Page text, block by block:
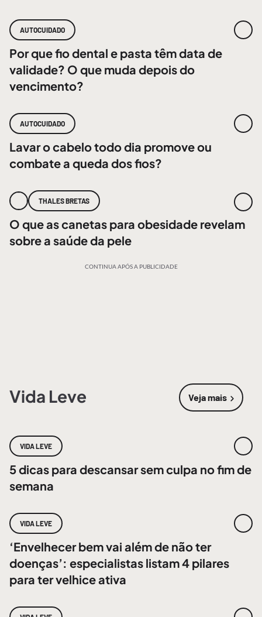
AUTOCUIDADO
Por que fio dental e pasta têm data de
validade? O que muda depois do
vencimento?
AUTOCUIDADO
Lavar o cabelo todo dia promove ou
combate a queda dos fios?
THALES BRETAS
O que as canetas para obesidade revelam
sobre a saúde da pele
CONTINUA APÓS A PUBLICIDADE
Vida Leve Veja mais
sobre Vida
VIDA LEVE
5 dicas para descansar sem culpa no fim de
semana
VIDA LEVE
‘Envelhecer bem vai além de não ter
doenças’: especialistas listam 4 pilares
para ter velhice ativa